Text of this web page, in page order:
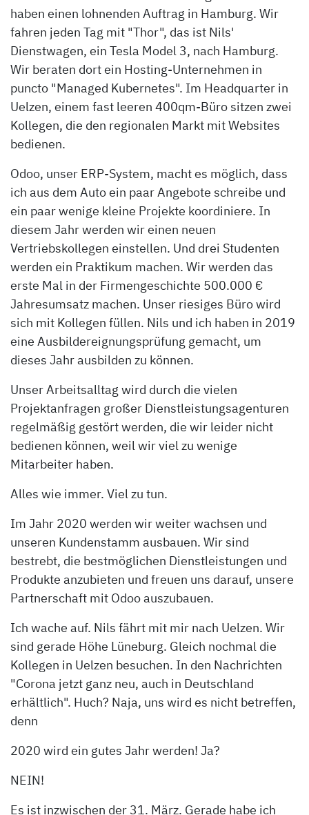
haben einen lohnenden Auftrag in Hamburg. Wir
fahren jeden Tag mit "Thor", das ist Nils'
Dienstwagen, ein Tesla Model 3, nach Hamburg.
Wir beraten dort ein Hosting-Unternehmen in
puncto "Managed Kubernetes". Im Headquarter in
Uelzen, einem fast leeren 400qm-Büro sitzen zwei
Kollegen, die den regionalen Markt mit Websites
bedienen.
Odoo, unser ERP-System, macht es möglich, dass
ich aus dem Auto ein paar Angebote schreibe und
ein paar wenige kleine Projekte koordiniere. In
diesem Jahr werden wir einen neuen
Vertriebskollegen einstellen. Und drei Studenten
werden ein Praktikum machen. Wir werden das
erste Mal in der Firmengeschichte 500.000 €
Jahresumsatz machen. Unser riesiges Büro wird
sich mit Kollegen füllen. Nils und ich haben in 2019
eine Ausbildereignungsprüfung gemacht, um
dieses Jahr ausbilden zu können.
Unser Arbeitsalltag wird durch die vielen
Projektanfragen großer Dienstleistungsagenturen
regelmäßig gestört werden, die wir leider nicht
bedienen können, weil wir viel zu wenige
Mitarbeiter haben.
Alles wie immer. Viel zu tun.
Im Jahr 2020 werden wir weiter wachsen und
unseren Kundenstamm ausbauen. Wir sind
bestrebt, die bestmöglichen Dienstleistungen und
Produkte anzubieten und freuen uns darauf, unsere
Partnerschaft mit Odoo auszubauen.
Ich wache auf. Nils fährt mit mir nach Uelzen. Wir
sind gerade Höhe Lüneburg. Gleich nochmal die
Kollegen in Uelzen besuchen. In den Nachrichten
"Corona jetzt ganz neu, auch in Deutschland
erhältlich". Huch? Naja, uns wird es nicht betreffen,
denn
2020 wird ein gutes Jahr werden! Ja?
NEIN!
Es ist inzwischen der 31. März. Gerade habe ich